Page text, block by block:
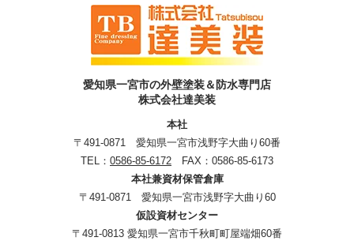
愛知県一宮市の外壁塗装＆防水専門店
株式会社達美装
本社
〒491-0871 愛知県一宮市浅野字大曲り60番
TEL： 0586-85-6172 FAX：0586-85-6173
本社兼資材保管倉庫
〒491-0871 愛知県一宮市浅野字大曲り60
仮設資材センター
〒491-0813 愛知県一宮市千秋町町屋端畑60番